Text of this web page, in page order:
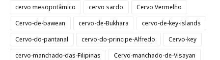
cervo mesopotâmico
cervo sardo
Cervo Vermelho
Cervo-de-bawean
cervo-de-Bukhara
cervo-de-key-islands
Cervo-do-pantanal
cervo-do-principe-Alfredo
Cervo-key
cervo-manchado-das-Filipinas
Cervo-manchado-de-Visayan